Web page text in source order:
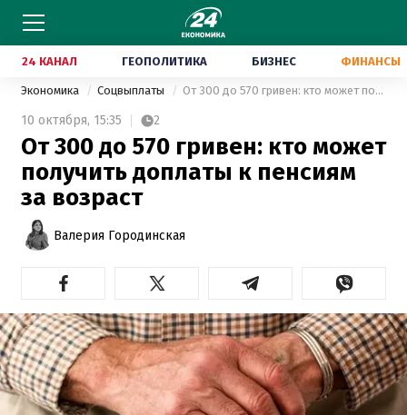
24 КАНАЛ ГЕОПОЛИТИКА БИЗНЕС ФИНАНСЫ
Экономика Соцвыплаты От 300 до 570 гривен: кто может получить доплаты к пенсиям за возраст
10 октября, 15:35 2
От 300 до 570 гривен: кто может
получить доплаты к пенсиям
за возраст
Валерия Городинская